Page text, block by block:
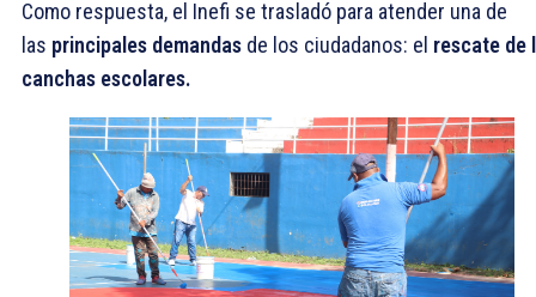
Como respuesta, el Inefi se trasladó para atender una de
las principales demandas de los ciudadanos: el rescate de
canchas escolares.